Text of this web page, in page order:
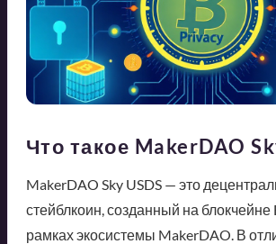
Что такое MakerDAO
MakerDAO Sky USDS — это
стейблкоин, созданный на блокчейне
рамках экосистемы MakerDAO. В